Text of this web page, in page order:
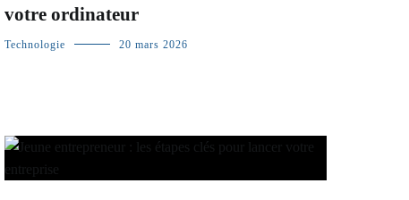
votre ordinateur
Technologie 20 mars 2026